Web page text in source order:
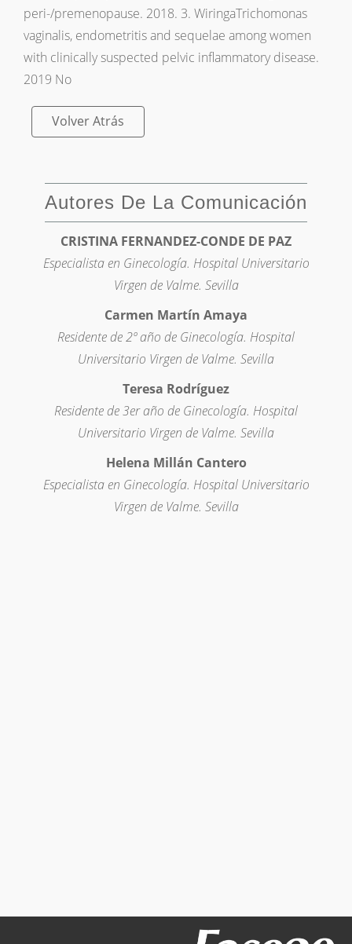
peri-/premenopause. 2018. 3. WiringaTrichomonas
vaginalis, endometritis and sequelae among women
with clinically suspected pelvic inflammatory disease.
2019 No
Volver Atrás
Autores De La Comunicación
CRISTINA FERNANDEZ-CONDE DE PAZ
Especialista en Ginecología. Hospital Universitario
Virgen de Valme. Sevilla
Carmen Martín Amaya
Residente de 2º año de Ginecología. Hospital
Universitario Virgen de Valme. Sevilla
Teresa Rodríguez
Residente de 3er año de Ginecología. Hospital
Universitario Virgen de Valme. Sevilla
Helena Millán Cantero
Especialista en Ginecología. Hospital Universitario
Virgen de Valme. Sevilla